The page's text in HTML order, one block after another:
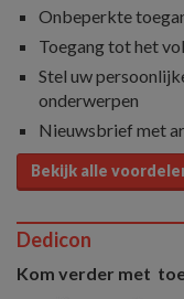
Onbeperkte
Toegang tot het
Stel uw
onderwerpen
Nieuwsbrief met
Bekijk alle
Dedicon
Kom verder met